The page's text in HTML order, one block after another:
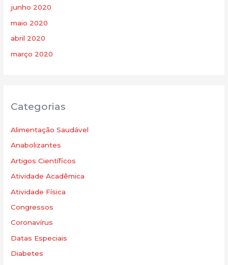
junho 2020
maio 2020
abril 2020
março 2020
Categorias
Alimentação Saudável
Anabolizantes
Artigos Científicos
Atividade Acadêmica
Atividade Física
Congressos
Coronavírus
Datas Especiais
Diabetes